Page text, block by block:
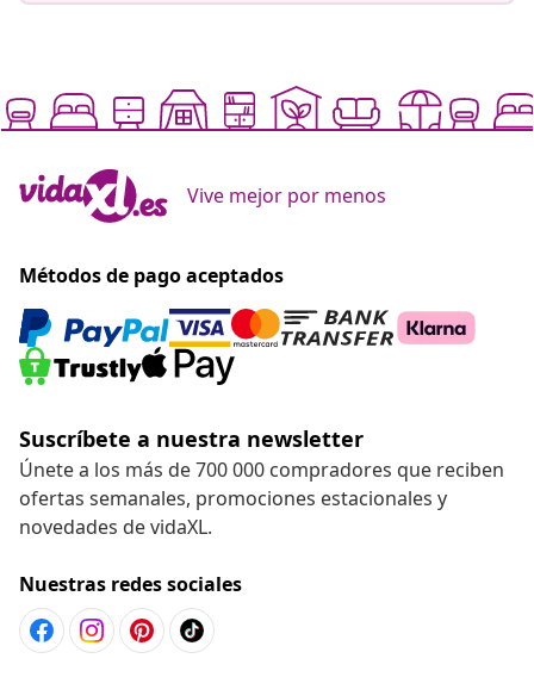
Vive mejor por menos
Métodos de pago aceptados
Suscríbete a nuestra newsletter
Únete a los más de 700 000 compradores que reciben
ofertas semanales, promociones estacionales y
novedades de vidaXL.
Nuestras redes sociales